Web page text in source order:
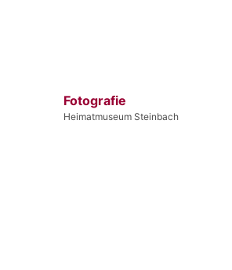
Fotografie
Heimatmuseum Steinbach